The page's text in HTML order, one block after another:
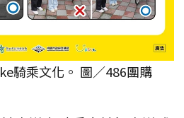
騎乘文化。 圖／486團購